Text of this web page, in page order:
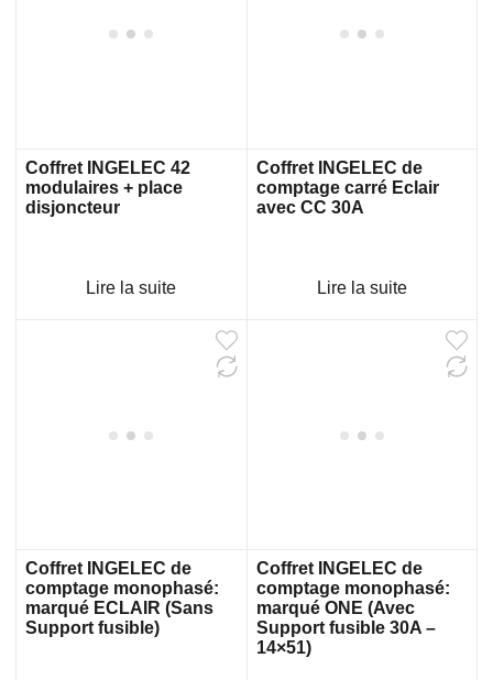
Coffret INGELEC 42
modulaires + place
disjoncteur
Lire la suite
Coffret INGELEC de
comptage carré Eclair
avec CC 30A
Lire la suite
Coffret INGELEC de
comptage monophasé:
marqué ECLAIR (Sans
Support fusible)
Coffret INGELEC de
comptage monophasé:
marqué ONE (Avec
Support fusible 30A –
14×51)